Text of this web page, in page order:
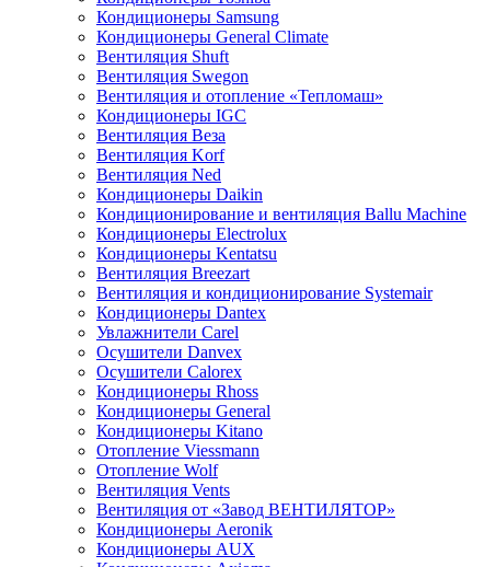
Кондиционеры Samsung
Кондиционеры General Climate
Вентиляция Shuft
Вентиляция Swegon
Вентиляция и отопление «Тепломаш»
Кондиционеры IGC
Вентиляция Веза
Вентиляция Korf
Вентиляция Ned
Кондиционеры Daikin
Кондиционирование и вентиляция Ballu Machine
Кондиционеры Electrolux
Кондиционеры Kentatsu
Вентиляция Breezart
Вентиляция и кондиционирование Systemair
Кондиционеры Dantex
Увлажнители Carel
Осушители Danvex
Осушители Calorex
Кондиционеры Rhoss
Кондиционеры General
Кондиционеры Kitano
Отопление Viessmann
Отопление Wolf
Вентиляция Vents
Вентиляция от «Завод ВЕНТИЛЯТОР»
Кондиционеры Aeronik
Кондиционеры AUX